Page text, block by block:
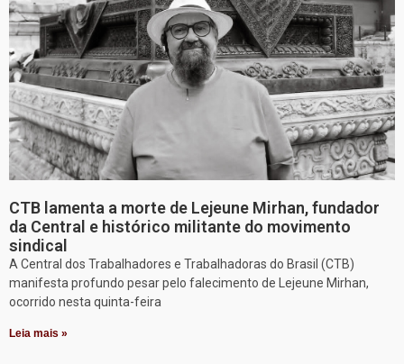
CTB lamenta a morte de Lejeune Mirhan, fundador
da Central e histórico militante do movimento
sindical
A Central dos Trabalhadores e Trabalhadoras do Brasil (CTB)
manifesta profundo pesar pelo falecimento de Lejeune Mirhan,
ocorrido nesta quinta-feira
Leia mais »